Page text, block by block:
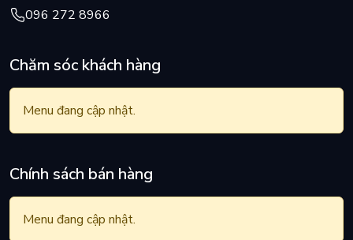
096 272 8966
Chăm sóc khách hàng
Menu đang cập nhật.
Chính sách bán hàng
Menu đang cập nhật.